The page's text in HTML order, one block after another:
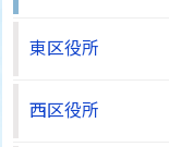
東区役所
西区役所